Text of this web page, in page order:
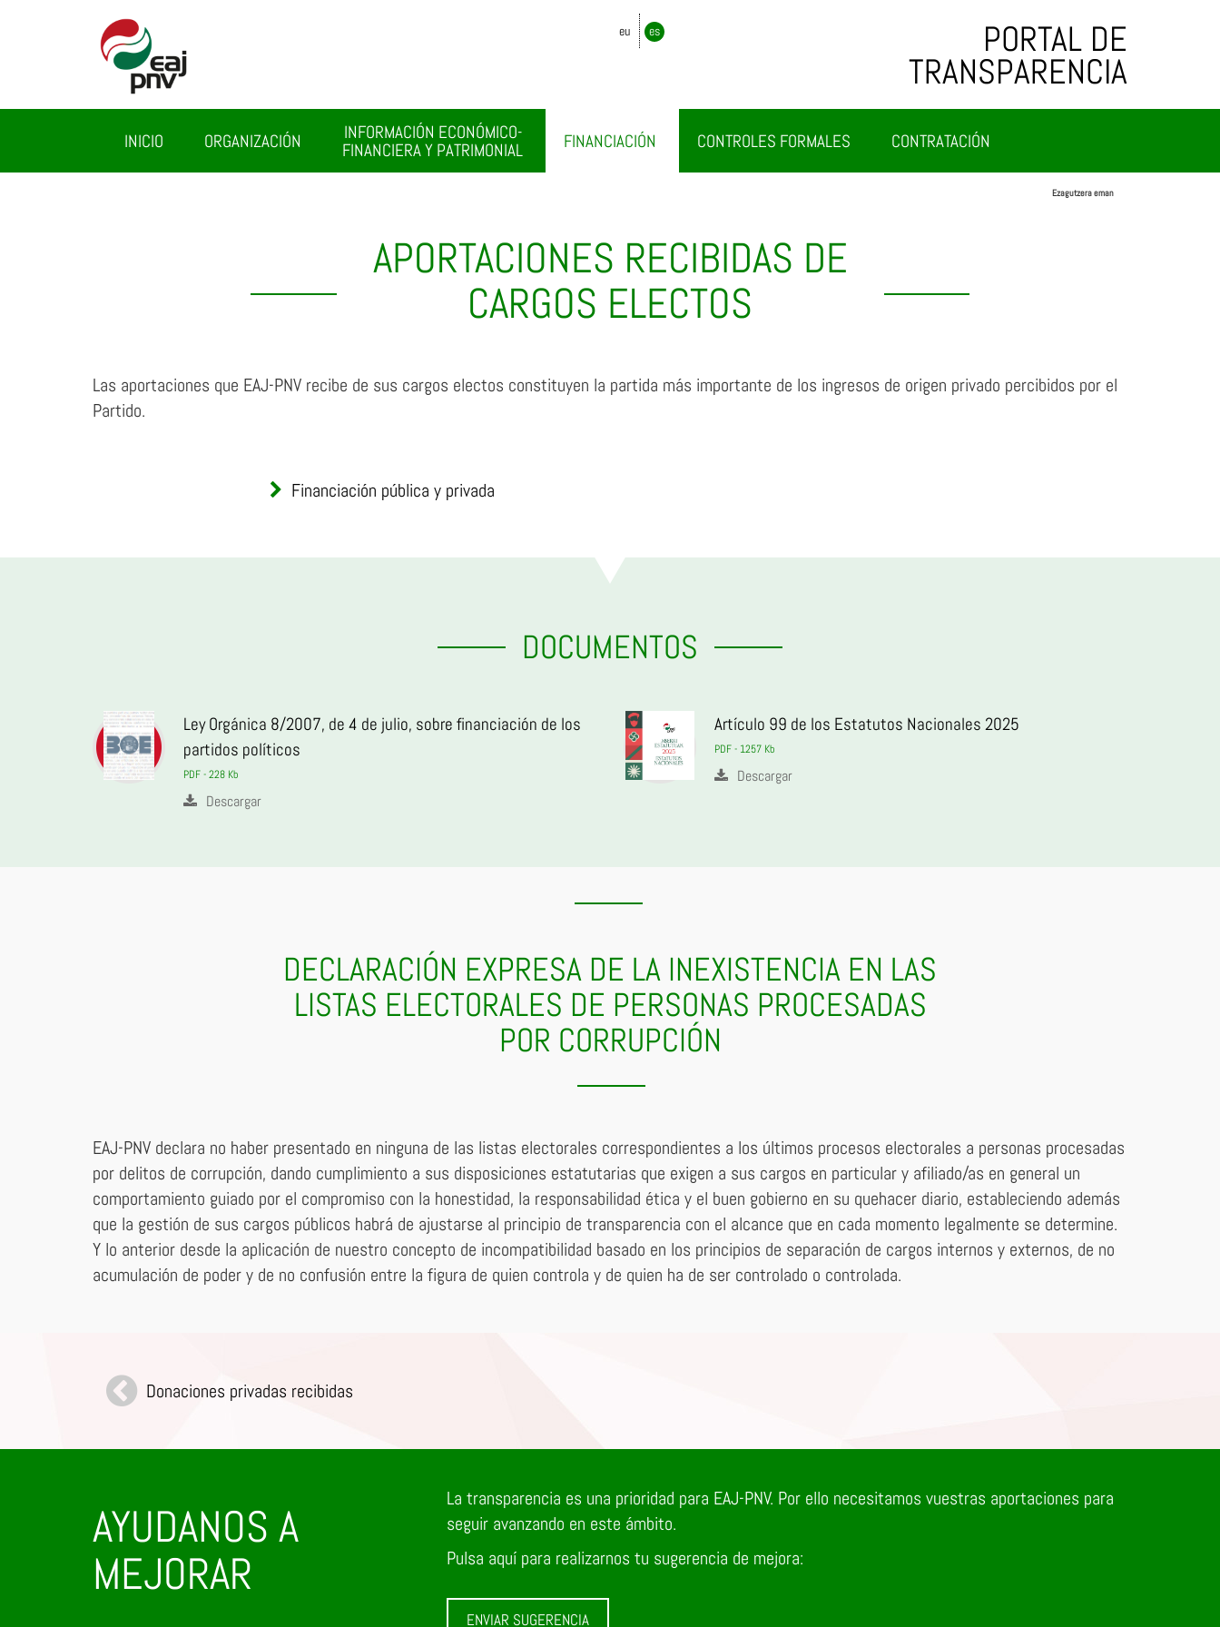
eu es PORTAL DE
TRANSPARENCIA
INICIO ORGANIZACIÓN
INFORMACIÓN ECONÓMICO-
FINANCIERA Y PATRIMONIAL
FINANCIACIÓN CONTROLES FORMALES CONTRATACIÓN
Ezagutzera eman
APORTACIONES RECIBIDAS DE
CARGOS ELECTOS
Las aportaciones que EAJ-PNV recibe de sus cargos electos constituyen la partida más importante de los ingresos de origen privado percibidos por el
Partido.
Financiación pública y privada
DOCUMENTOS
Ley Orgánica 8/2007, de 4 de julio, sobre financiación de los
partidos políticos
PDF - 228 Kb
Descargar
Artículo 99 de los Estatutos Nacionales 2025
PDF - 1257 Kb
Descargar
DECLARACIÓN EXPRESA DE LA INEXISTENCIA EN LAS
LISTAS ELECTORALES DE PERSONAS PROCESADAS
POR CORRUPCIÓN
EAJ-PNV declara no haber presentado en ninguna de las listas electorales correspondientes a los últimos procesos electorales a personas procesadas
por delitos de corrupción, dando cumplimiento a sus disposiciones estatutarias que exigen a sus cargos en particular y afiliado/as en general un
comportamiento guiado por el compromiso con la honestidad, la responsabilidad ética y el buen gobierno en su quehacer diario, estableciendo además
que la gestión de sus cargos públicos habrá de ajustarse al principio de transparencia con el alcance que en cada momento legalmente se determine.
Y lo anterior desde la aplicación de nuestro concepto de incompatibilidad basado en los principios de separación de cargos internos y externos, de no
acumulación de poder y de no confusión entre la figura de quien controla y de quien ha de ser controlado o controlada.
Donaciones privadas recibidas
AYUDANOS A
MEJORAR
La transparencia es una prioridad para EAJ-PNV. Por ello necesitamos vuestras aportaciones para
seguir avanzando en este ámbito.
Pulsa aquí para realizarnos tu sugerencia de mejora:
ENVIAR SUGERENCIA